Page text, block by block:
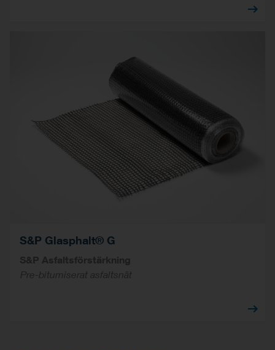
S&P Glasphalt® G
S&P Asfaltsförstärkning
Pre-bitumiserat asfaltsnät